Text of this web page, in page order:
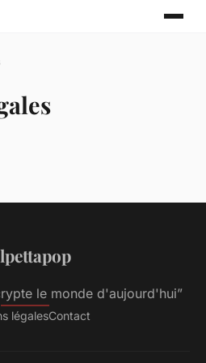
le monde d'aujourd'hui”
légalesContact